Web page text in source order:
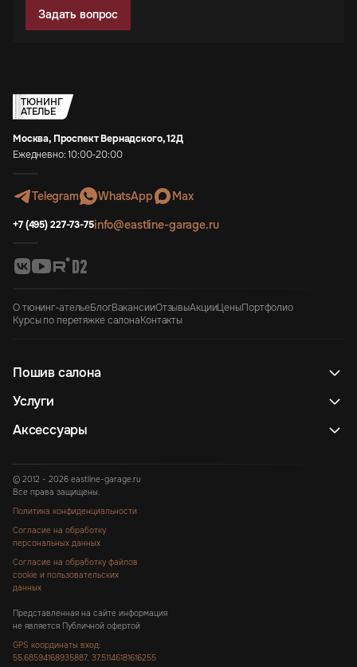
Задать вопрос
ТЮНИНГ
АТЕЛЬЕ
Москва, Проспект Вернадского, 12Д
Ежедневно: 10:00-20:00
Telegram WhatsApp Max
+7 (495) 227-73-75info@eastline-garage.ru
О тюнинг-ательеБлогВакансииОтзывыАкцииЦеныПортфолио
Курсы по перетяжке салонаКонтакты
Пошив салона
Услуги
Аксессуары
© 2012 - 2026 eastline-garage.ru
Все права защищены.
Политика конфиденциальности
Согласие на обработку
персональных данных
Согласие на обработку файлов
cookie и пользовательских
данных
Представленная на сайте информация
не является Публичной офертой
GPS координаты вход:
55.68594168935887, 37.51146181616255